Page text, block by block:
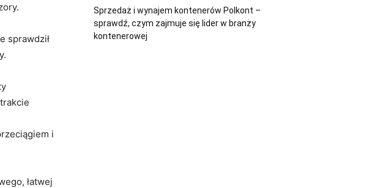
sprawdził
i
łatwej
Sprzedaż i wynajem kontenerów Polkont –
sprawdź, czym zajmuje się lider w branży
kontenerowej